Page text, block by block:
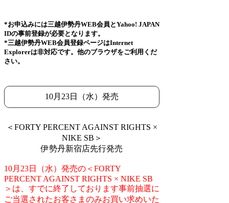
*お申込みには三越伊勢丹WEB会員とYahoo! JAPAN
IDの事前登録が必要となります。
*三越伊勢丹WEB会員登録ページはInternet
Explorerは非対応です。他のブラウザをご利用くだ
さい。
10月23日（水）発売
＜FORTY PERCENT AGAINST RIGHTS ×
NIKE SB＞
伊勢丹新宿店先行発売
10月23日（水）発売の＜FORTY
PERCENT AGAINST RIGHTS × NIKE SB
＞は、すでに終了しております事前抽選に
ご当選されたお客さまのみお買い求めいた